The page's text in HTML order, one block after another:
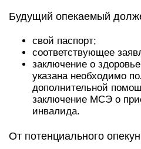
Будущий опекаемый
свой паспорт;
соответствующее
заключение о
указана необходимо
дополнительной
заключение МСЭ о
инвалида.
От потенциального